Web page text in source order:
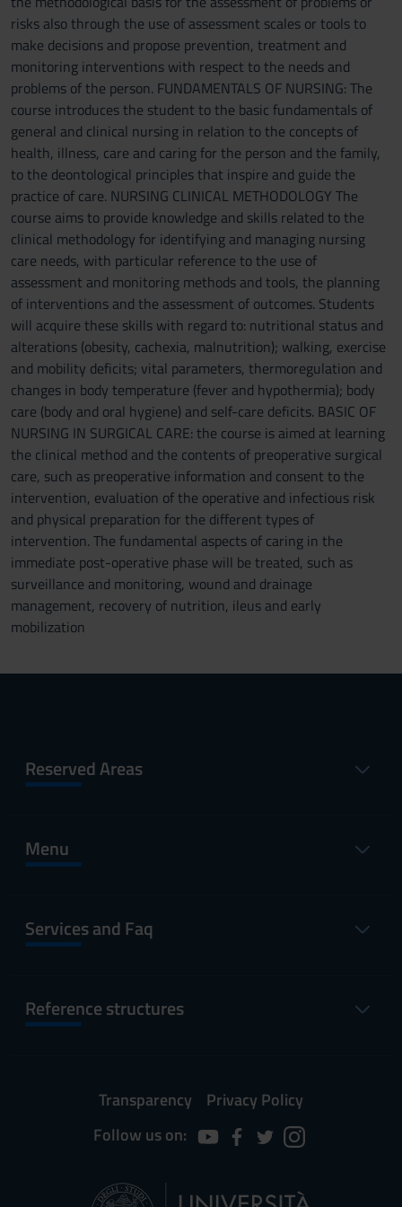
risks also through the use of assessment scales or tools to
make decisions and propose prevention, treatment and
monitoring interventions with respect to the needs and
problems of the person. FUNDAMENTALS OF NURSING: The
course introduces the student to the basic fundamentals of
general and clinical nursing in relation to the concepts of
health, illness, care and caring for the person and the family,
to the deontological principles that inspire and guide the
practice of care. NURSING CLINICAL METHODOLOGY The
course aims to provide knowledge and skills related to the
clinical methodology for identifying and managing nursing
care needs, with particular reference to the use of
assessment and monitoring methods and tools, the planning
of interventions and the assessment of outcomes. Students
will acquire these skills with regard to: nutritional status and
alterations (obesity, cachexia, malnutrition); walking, exercise
and mobility deficits; vital parameters, thermoregulation and
changes in body temperature (fever and hypothermia); body
care (body and oral hygiene) and self-care deficits. BASIC OF
NURSING IN SURGICAL CARE: the course is aimed at learning
the clinical method and the contents of preoperative surgical
care, such as preoperative information and consent to the
intervention, evaluation of the operative and infectious risk
and physical preparation for the different types of
intervention. The fundamental aspects of caring in the
immediate post-operative phase will be treated, such as
surveillance and monitoring, wound and drainage
management, recovery of nutrition, ileus and early
mobilization
Reserved Areas
Menu
Services and Faq
Reference structures
Transparency
Privacy Policy
Follow us on: